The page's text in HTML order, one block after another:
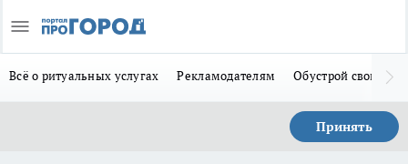
Всё о ритуальных услугах Рекламодателям Обустрой свой дом
Принять